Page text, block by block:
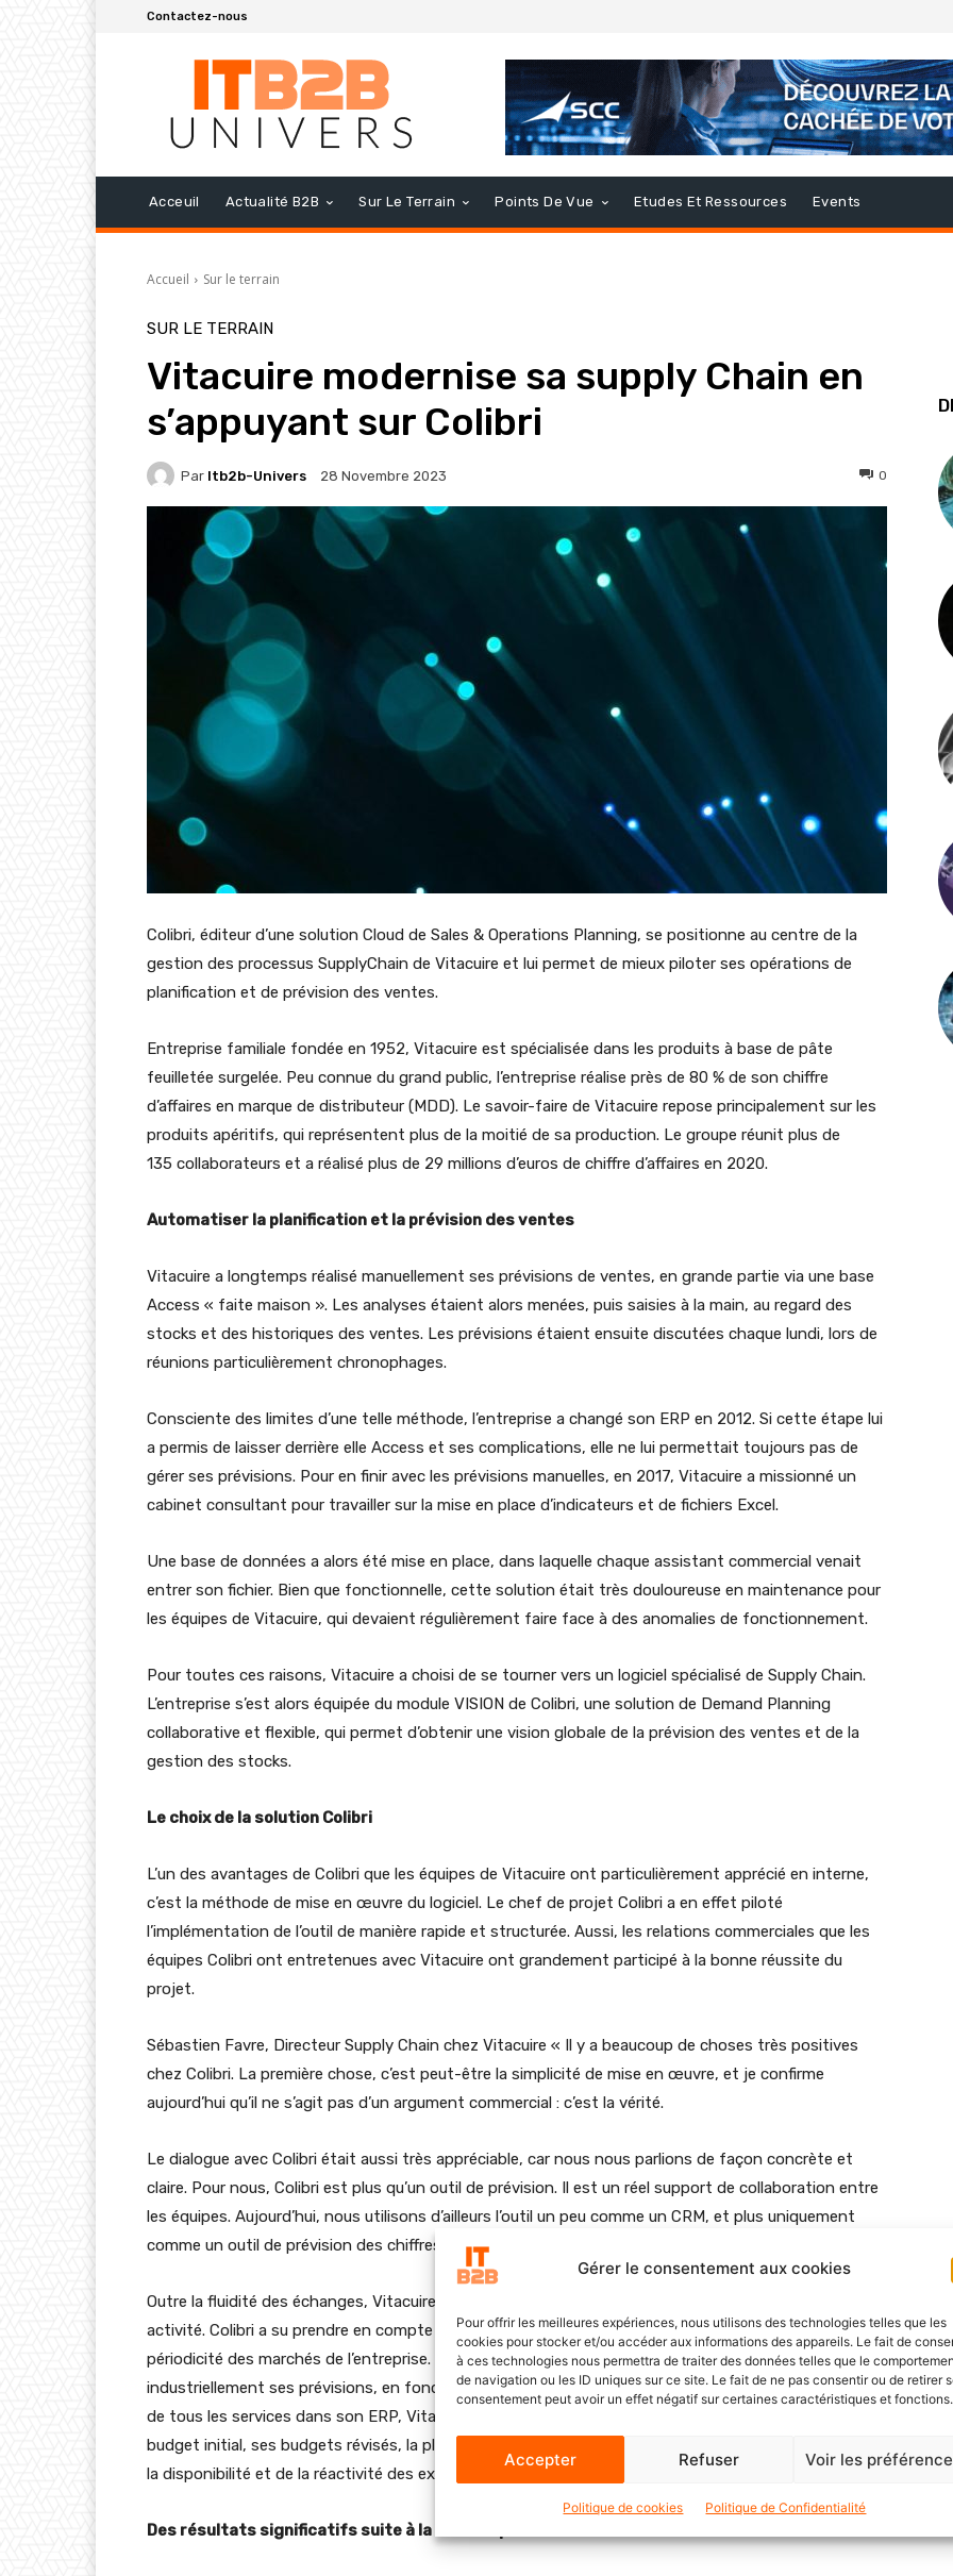
Gérer le consentement aux cookies
Pour offrir les meilleures expériences, nous utilisons des technologies telles que les
cookies pour stocker et/ou accéder aux informations des appareils. Le fait de
à ces technologies nous permettra de traiter des données telles que le
de navigation ou les ID uniques sur ce site. Le fait de ne pas consentir ou de retirer
consentement peut avoir un effet négatif sur certaines caractéristiques et fonctions.
Accepter Refuser Voir les
Politique de cookies Politique de Confidentialité
Contactez-nous
Acceuil Actualité B2B Sur Le Terrain Points De Vue Etudes Et Ressources Events
Accueil Sur le terrain
SUR LE TERRAIN
Vitacuire modernise sa supply Chain en
s’appuyant sur Colibri
Par Itb2b-Univers 28 Novembre 2023 0
Colibri, éditeur d’une solution Cloud de Sales & Operations Planning, se positionne au centre de la
gestion des processus SupplyChain de Vitacuire et lui permet de mieux piloter ses opérations de
planification et de prévision des ventes.
Entreprise familiale fondée en 1952, Vitacuire est spécialisée dans les produits à base de pâte
feuilletée surgelée. Peu connue du grand public, l’entreprise réalise près de 80 % de son chiffre
d’affaires en marque de distributeur (MDD). Le savoir-faire de Vitacuire repose principalement sur les
produits apéritifs, qui représentent plus de la moitié de sa production. Le groupe réunit plus de
135 collaborateurs et a réalisé plus de 29 millions d’euros de chiffre d’affaires en 2020.
Automatiser la planification et la prévision des ventes
Vitacuire a longtemps réalisé manuellement ses prévisions de ventes, en grande partie via une base
Access « faite maison ». Les analyses étaient alors menées, puis saisies à la main, au regard des
stocks et des historiques des ventes. Les prévisions étaient ensuite discutées chaque lundi, lors de
réunions particulièrement chronophages.
Consciente des limites d’une telle méthode, l’entreprise a changé son ERP en 2012. Si cette étape lui
a permis de laisser derrière elle Access et ses complications, elle ne lui permettait toujours pas de
gérer ses prévisions. Pour en finir avec les prévisions manuelles, en 2017, Vitacuire a missionné un
cabinet consultant pour travailler sur la mise en place d’indicateurs et de fichiers Excel.
Une base de données a alors été mise en place, dans laquelle chaque assistant commercial venait
entrer son fichier. Bien que fonctionnelle, cette solution était très douloureuse en maintenance pour
les équipes de Vitacuire, qui devaient régulièrement faire face à des anomalies de fonctionnement.
Pour toutes ces raisons, Vitacuire a choisi de se tourner vers un logiciel spécialisé de Supply Chain.
L’entreprise s’est alors équipée du module VISION de Colibri, une solution de Demand Planning
collaborative et flexible, qui permet d’obtenir une vision globale de la prévision des ventes et de la
gestion des stocks.
Le choix de la solution Colibri
L’un des avantages de Colibri que les équipes de Vitacuire ont particulièrement apprécié en interne,
c’est la méthode de mise en œuvre du logiciel. Le chef de projet Colibri a en effet piloté
l’implémentation de l’outil de manière rapide et structurée. Aussi, les relations commerciales que les
équipes Colibri ont entretenues avec Vitacuire ont grandement participé à la bonne réussite du
projet.
Sébastien Favre, Directeur Supply Chain chez Vitacuire « Il y a beaucoup de choses très positives
chez Colibri. La première chose, c’est peut-être la simplicité de mise en œuvre, et je confirme
aujourd’hui qu’il ne s’agit pas d’un argument commercial : c’est la vérité.
Le dialogue avec Colibri était aussi très appréciable, car nous nous parlions de façon concrète et
claire. Pour nous, Colibri est plus qu’un outil de prévision. Il est un réel support de collaboration entre
les équipes. Aujourd’hui, nous utilisons d’ailleurs l’outil un peu comme un CRM, et plus uniquement
comme un outil de prévision des chiffres. »
Outre la fluidité des échanges, Vitacuire cherchait un outil qui s’adapte à la saisonnalité de son
activité. Colibri a su prendre en compte cette caractéristique et a paramétré l’outil en fonction de la
périodicité des marchés de l’entreprise. Aujourd’hui, Vitacuire est ainsi en mesure de projeter
industriellement ses prévisions, en fonction de la saisonnalité de sa production. Grâce à la connexion
de tous les services dans son ERP, Vitacuire s’appuie alors sur les prévisions Colibri pour réaliser son
budget initial, ses budgets révisés, la planification de sa production, etc. Enfin, Vitacuire se réjouit de
la disponibilité et de la réactivité des experts de Colibri.
Des résultats significatifs suite à la mise en place de Colibri